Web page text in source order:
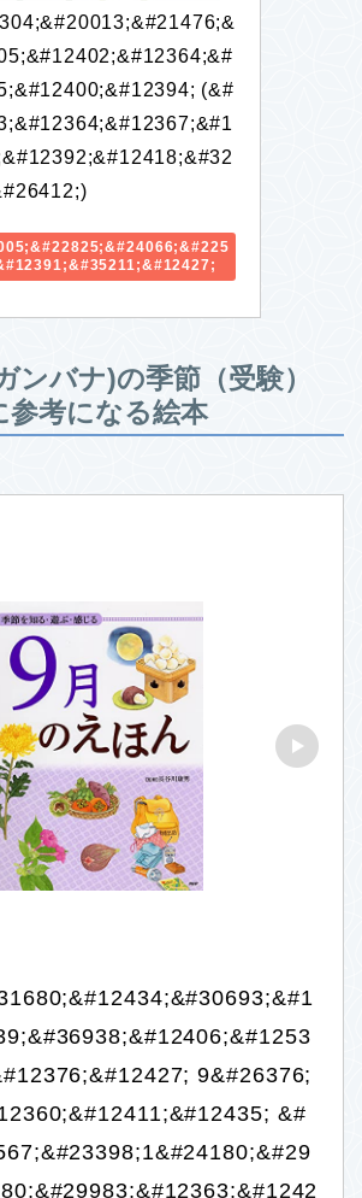
(&#
ンバナ)の季節（受験）
参考になる絵本
9&#26376;
&#